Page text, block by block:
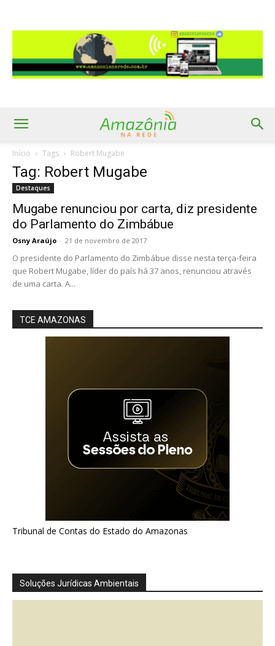
Início Tags Robert Mugabe
Tag: Robert Mugabe
Destaques
Mugabe renunciou por carta, diz presidente
do Parlamento do Zimbábue
Osny Araújo - 21 de novembro de 2017
O presidente do Parlamento do Zimbábue disse nesta terça-feira
que Robert Mugabe, líder do país há 37 anos, renunciou através
de uma carta. A...
TCE AMAZONAS
Tribunal de Contas do Estado do Amazonas
Soluções Jurídicas Ambientais